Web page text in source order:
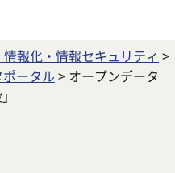
報化・情報セキュリティ >
ータル > オープンデータ